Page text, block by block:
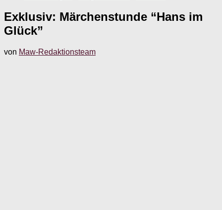
Exklusiv: Märchenstunde “Hans im
Glück”
von Maw-Redaktionsteam